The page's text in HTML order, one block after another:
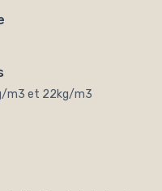
m3 et 22kg/m3